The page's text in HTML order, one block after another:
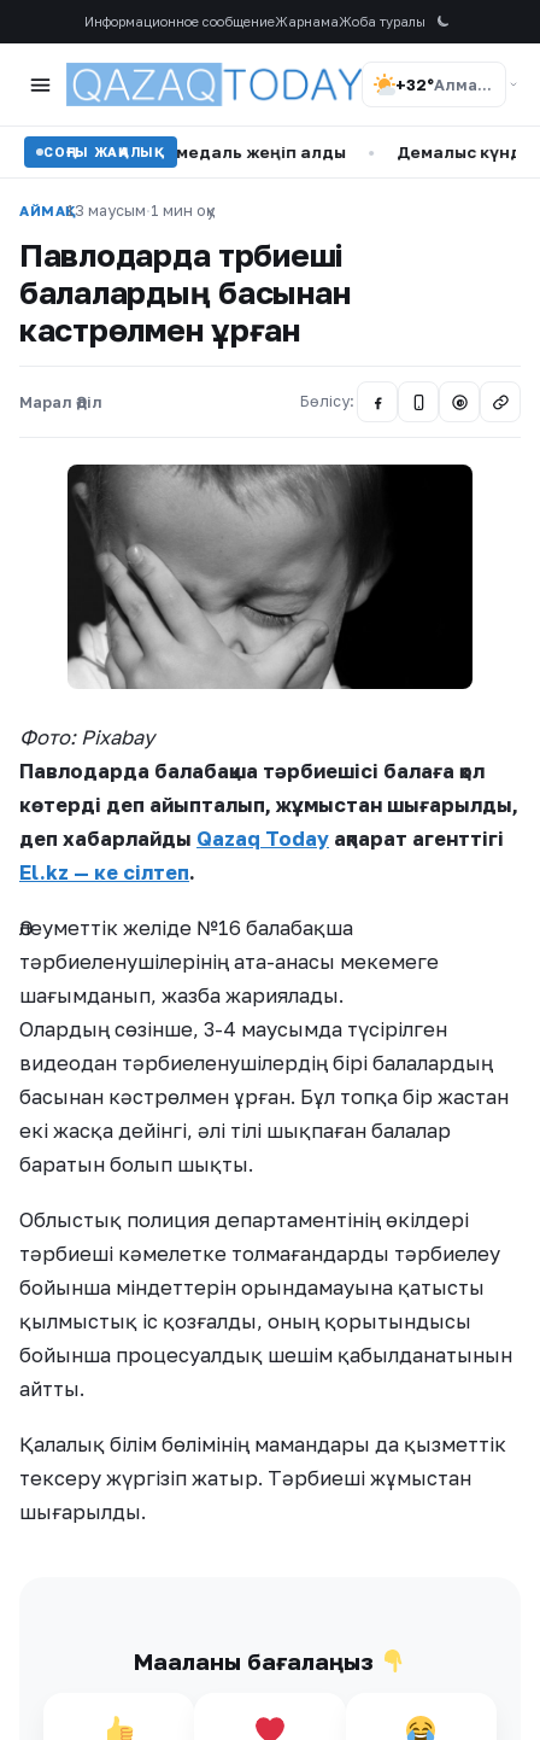
Информационное сообщениеЖарнамаЖоба туралы
+32° Алматы
СОҢҒЫ ЖАҢАЛЫҚ
алтын медаль жеңіп алды • Демалыс күндері ауа райы
АЙМАҚ13 маусым·1 мин оқу
Павлодарда тәрбиеші
балалардың басынан
кастрөлмен ұрған
Марал Әділ Бөлісу: @
Фото: Pixabay
Павлодарда балабақша тәрбиешісі балаға қол
көтерді деп айыпталып, жұмыстан шығарылды,
деп хабарлайды Qazaq Today ақпарат агенттігі
El.kz — ке сілтеп.
Әлеуметтік желіде №16 балабақша
тәрбиеленушілерінің ата-анасы мекемеге
шағымданып, жазба жариялады.
Олардың сөзінше, 3-4 маусымда түсірілген
видеодан тәрбиеленушілердің бірі балалардың
басынан кәстрөлмен ұрған. Бұл топқа бір жастан
екі жасқа дейінгі, әлі тілі шықпаған балалар
баратын болып шықты.
Облыстық полиция департаментінің өкілдері
тәрбиеші кәмелетке толмағандарды тәрбиелеу
бойынша міндеттерін орындамауына қатысты
қылмыстық іс қозғалды, оның қорытындысы
бойынша процесуалдық шешім қабылданатынын
айтты.
Қалалық білім бөлімінің мамандары да қызметтік
тексеру жүргізіп жатыр. Тәрбиеші жұмыстан
шығарылды.
Мақаланы бағалаңыз